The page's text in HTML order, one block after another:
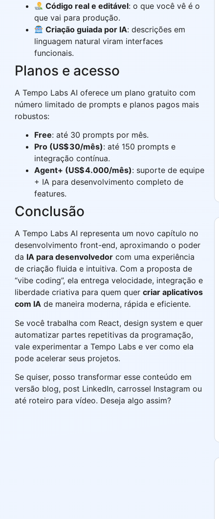
Código real e editável: o que você vê é o
que vai para produção.
Criação guiada por IA: descrições em
linguagem natural viram interfaces
funcionais.
Planos e acesso
A Tempo Labs AI oferece um plano gratuito com
número limitado de prompts e planos pagos mais
robustos:
Free: até 30 prompts por mês.
Pro (US$ 30/mês): até 150 prompts e
integração contínua.
Agent+ (US$ 4.000/mês): suporte de equipe
+ IA para desenvolvimento completo de
features.
Conclusão
A Tempo Labs AI representa um novo capítulo no
desenvolvimento front-end, aproximando o poder
da IA para desenvolvedor com uma experiência
de criação fluida e intuitiva. Com a proposta de
“vibe coding”, ela entrega velocidade, integração e
liberdade criativa para quem quer criar aplicativos
com IA de maneira moderna, rápida e eficiente.
Se você trabalha com React, design system e quer
automatizar partes repetitivas da programação,
vale experimentar a Tempo Labs e ver como ela
pode acelerar seus projetos.
Se quiser, posso transformar esse conteúdo em
versão blog, post LinkedIn, carrossel Instagram ou
até roteiro para vídeo. Deseja algo assim?